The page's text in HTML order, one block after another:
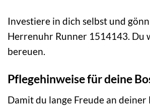
Investiere in dich selbst und
Herrenuhr Runner 1514143. Du
bereuen.
Pflegehinweise für deine
Damit du lange Freude an deiner